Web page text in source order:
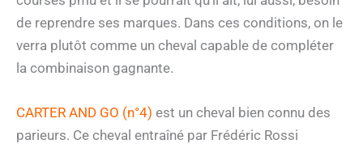
de reprendre ses marques. Dans ces conditions, on le
verra plutôt comme un cheval capable de compléter
la combinaison gagnante.
CARTER AND GO (n°4) est un cheval bien connu des
parieurs. Ce cheval entraîné par Frédéric Rossi